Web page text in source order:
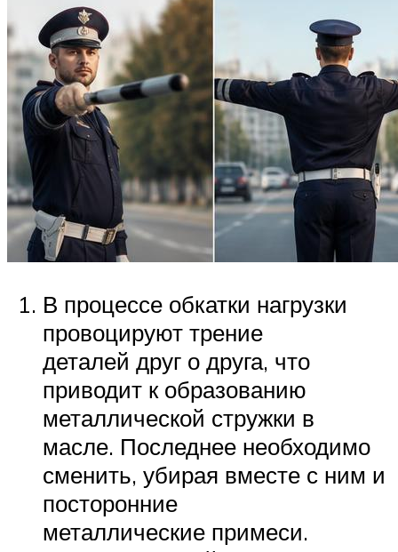
В процессе обкатки нагрузки
провоцируют трение
деталей друг о друга, что
приводит к образованию
металлической стружки в
масле. Последнее необходимо
сменить, убирая вместе с ним и
посторонние
металлические примеси.